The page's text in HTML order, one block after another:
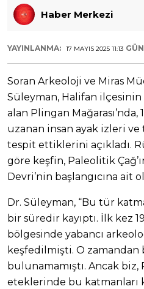
Haber Merkezi
YAYINLANMA: 17 MAYIS 2025 11:13
Soran Arkeoloji ve Miras
Süleyman, Halifan
alan Plingan
uzanan insan ayak izleri ve
tespit ettiklerini açıkladı.
göre keşfin, Paleolitik
Devri’nin başlangıcına
Dr. Süleyman, “Bu tür
bir süredir kayıptı. İlk kez
bölgesinde yabancı
keşfedilmişti. O
bulunamamıştı. Ancak biz,
eteklerinde bu katmanları